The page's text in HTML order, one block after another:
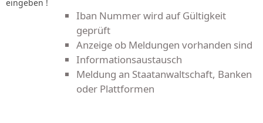
eingeben !
Iban Nummer wird auf Gültigkeit
geprüft
Anzeige ob Meldungen vorhanden sind
Informationsaustausch
Meldung an Staatanwaltschaft, Banken
oder Plattformen